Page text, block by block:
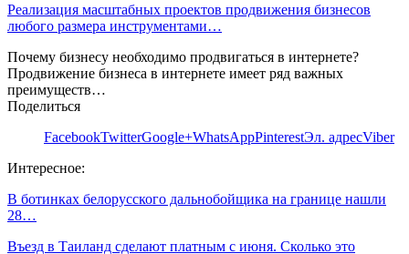
Реализация масштабных проектов продвижения бизнесов
любого размера инструментами…
Почему бизнесу необходимо продвигаться в интернете?
Продвижение бизнеса в интернете имеет ряд важных
преимуществ…
Поделиться
FacebookTwitterGoogle+WhatsAppPinterestЭл. адресViber
Интересное:
В ботинках белорусского дальнобойщика на границе нашли
28…
Въезд в Таиланд сделают платным с июня. Сколько это